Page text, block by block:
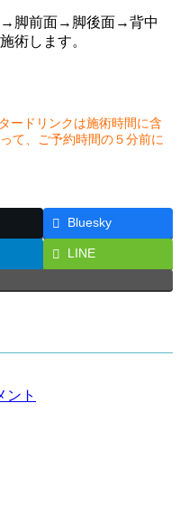
脚前面→脚後面→背中
術します。
ードリンクは施術時間に含
て、ご予約時間の５分前に
Bluesky
LINE
ント